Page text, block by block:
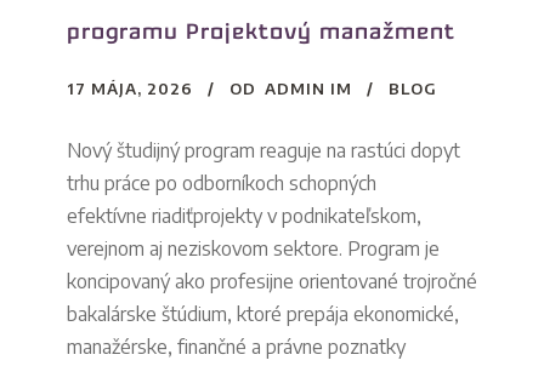
programu Projektový manažment
17 MÁJA, 2026 OD ADMIN IM BLOG
Nový študijný program reaguje na rastúci dopyt
trhu práce po odborníkoch schopných
efektívne riadiťprojekty v podnikateľskom,
verejnom aj neziskovom sektore. Program je
koncipovaný ako profesijne orientované trojročné
bakalárske štúdium, ktoré prepája ekonomické,
manažérske, finančné a právne poznatky